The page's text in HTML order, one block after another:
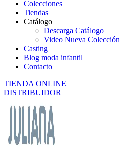
Colecciones
Tiendas
Catálogo
Descarga Catálogo
Video Nueva Colección
Casting
Blog moda infantil
Contacto
TIENDA ONLINE
DISTRIBUIDOR